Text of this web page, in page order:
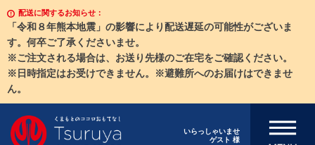
配送に関するお知らせ：
「令和８年熊本地震」の影響により配送遅延の可能性がございま
す。何卒ご了承くださいませ。
※ご注文される場合は、お送り先様のご在宅をご確認ください。
※日時指定はお受けできません。※避難所へのお届けはできませ
ん。
いらっしゃいませ
ゲスト 様
メニューを開